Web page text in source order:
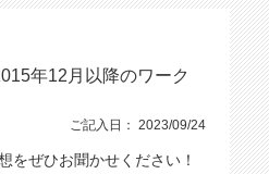
年12月以降のワーク
ご記入日： 2023/09/24
をぜひお聞かせください！